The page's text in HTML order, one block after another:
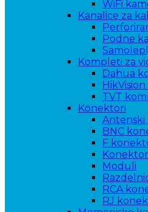
WiFi
Kanalice za
Podne
Kompleti za
Dahua
TVT
Konektori
BNC
F
Moduli
RCA
RJ